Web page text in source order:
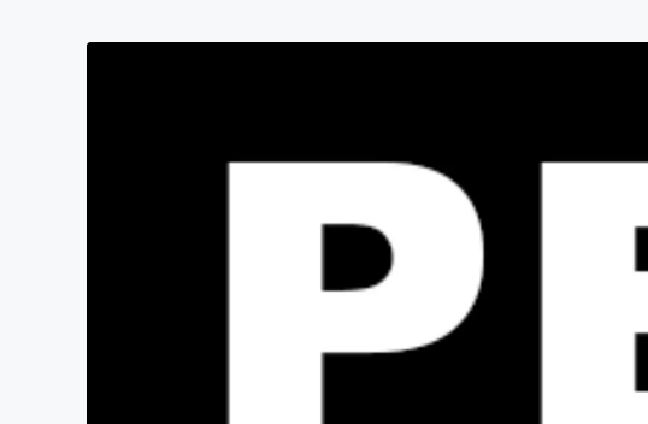
テクノロジー・ガジェット ゲーム・
映像・映画 書籍・雑
ビジネス・起業
まちづくり・地域活性化